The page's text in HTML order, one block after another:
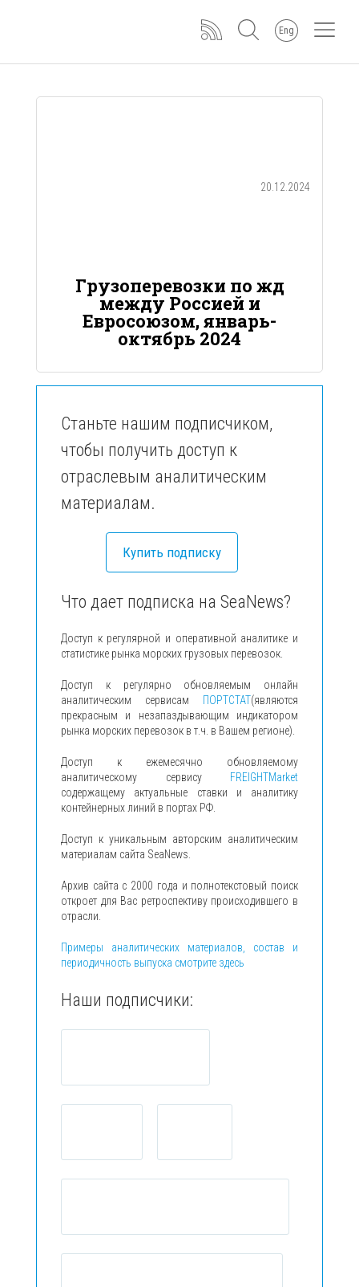
Eng
20.12.2024
Грузоперевозки по жд
между Россией и
Евросоюзом, январь-
октябрь 2024
Станьте нашим подписчиком,
чтобы получить доступ к
отраслевым аналитическим
материалам.
Купить подписку
Что дает подписка на SeaNews?
Доступ к регулярной и оперативной аналитике и
статистике рынка морских грузовых перевозок.
Доступ к регулярно обновляемым онлайн
аналитическим сервисам ПОРТСТАТ(являются
прекрасным и незапаздывающим индикатором
рынка морских перевозок в т.ч. в Вашем регионе).
Доступ к ежемесячно обновляемому
аналитическому сервису FREIGHTMarket
содержащему актуальные ставки и аналитику
контейнерных линий в портах РФ.
Доступ к уникальным авторским аналитическим
материалам сайта SeaNews.
Архив сайта с 2000 года и полнотекстовый поиск
откроет для Вас ретроспективу происходившего в
отрасли.
Примеры аналитических материалов, состав и
периодичность выпуска смотрите здесь
Наши подписчики: